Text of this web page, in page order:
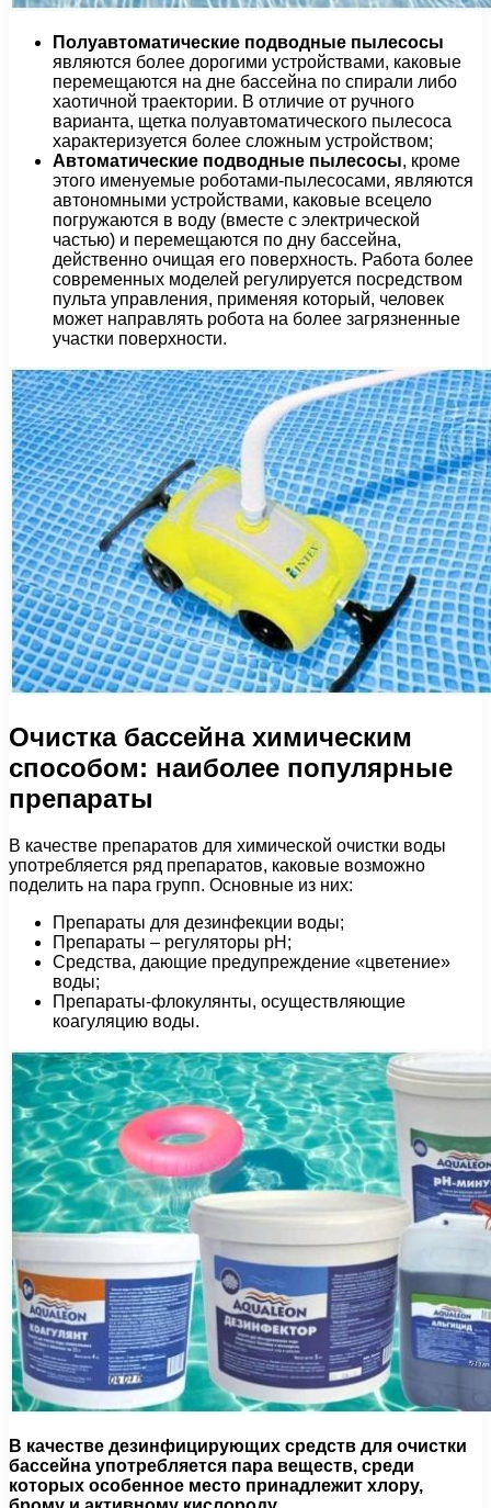
Полуавтоматические подводные пылесосы
являются более дорогими устройствами, каковые
перемещаются на дне бассейна по спирали либо
хаотичной траектории. В отличие от ручного
варианта, щетка полуавтоматического пылесоса
характеризуется более сложным устройством;
Автоматические подводные пылесосы, кроме
этого именуемые роботами-пылесосами, являются
автономными устройствами, каковые всецело
погружаются в воду (вместе с электрической
частью) и перемещаются по дну бассейна,
действенно очищая его поверхность. Работа более
современных моделей регулируется посредством
пульта управления, применяя который, человек
может направлять робота на более загрязненные
участки поверхности.
Очистка бассейна химическим
способом: наиболее популярные
препараты
В качестве препаратов для химической очистки воды
употребляется ряд препаратов, каковые возможно
поделить на пара групп. Основные из них:
Препараты для дезинфекции воды;
Препараты – регуляторы pH;
Средства, дающие предупреждение «цветение»
воды;
Препараты-флокулянты, осуществляющие
коагуляцию воды.
В качестве дезинфицирующих средств для очистки
бассейна употребляется пара веществ, среди
которых особенное место принадлежит хлору,